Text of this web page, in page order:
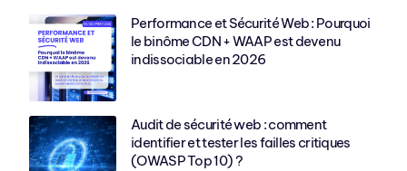
Performance et Sécurité Web : Pourquoi
le binôme CDN + WAAP est devenu
indissociable en 2026
Audit de sécurité web : comment
identifier et tester les failles critiques
(OWASP Top 10) ?